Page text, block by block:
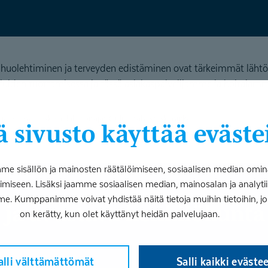
sivusto käyttää
sisällön ja mainosten räätälöimiseen, sosiaalisen median
Lisäksi jaamme sosiaalisen median, mainosalan ja
Kumppanimme voivat yhdistää näitä tietoja muihin tietoihin,
on kerätty, kun olet käyttänyt heidän palvelujaan.
välttämättömät Salli kaikki
ja terveyden edistäminen ovat tärkeimmät
tuottamisessa ja tässä asiakaspalvelijamme ja
ja avustava